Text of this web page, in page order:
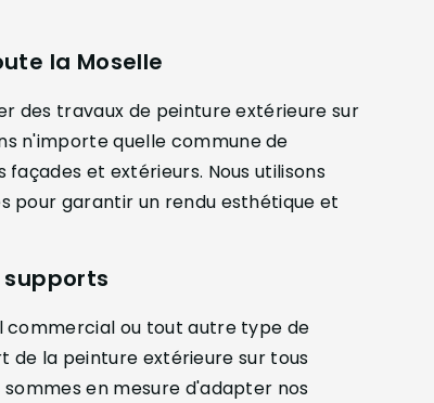
la Moselle
des travaux de peinture extérieure sur
n'importe quelle commune de
et extérieurs. Nous utilisons
pour garantir un rendu esthétique et
commercial ou tout autre type de
de la peinture extérieure sur tous
en mesure d'adapter nos